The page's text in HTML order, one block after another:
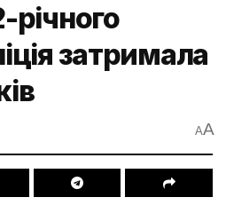
річного
затримала
AA